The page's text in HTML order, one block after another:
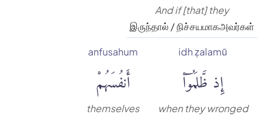
And if [that] they
இருந்தால் / நிச்சயமாகஅவர்கள்
idh ẓalamū
إِذ ظَّلَمُوٓا۟
when they wronged
anfusahum
أَنفُسَهُمْ
themselves